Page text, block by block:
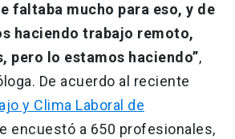
faltaba mucho para eso, y de
haciendo trabajo remoto,
pero lo estamos haciendo”,
De acuerdo al reciente
y Clima Laboral de
encuestó a 650 profesionales,